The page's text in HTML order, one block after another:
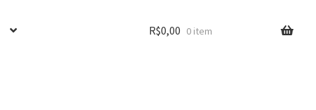
R$0,00 0 item